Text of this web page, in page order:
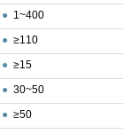
● 1~400
● ≥110
● ≥15
● 30~50
● ≥50